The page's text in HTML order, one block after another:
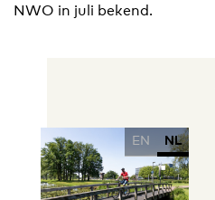
NWO in juli bekend.
EN NL